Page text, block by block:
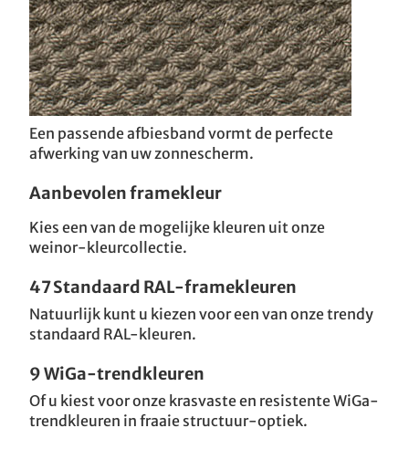
Een passende afbiesband vormt de perfecte
afwerking van uw zonnescherm.
Aanbevolen framekleur
Kies een van de mogelijke kleuren uit onze
weinor-kleurcollectie.
47 Standaard RAL-framekleuren
Natuurlijk kunt u kiezen voor een van onze trendy
standaard RAL-kleuren.
9 WiGa-trendkleuren
Of u kiest voor onze krasvaste en resistente WiGa-
trendkleuren in fraaie structuur-optiek.